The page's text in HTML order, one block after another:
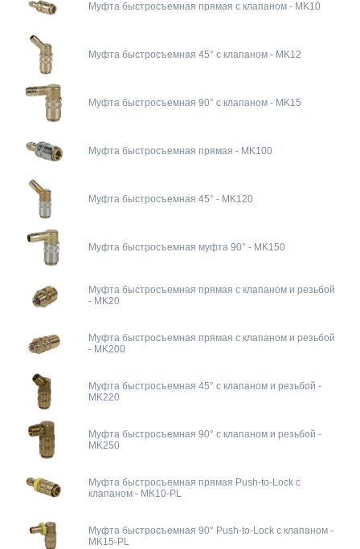
Муфта быстросъемная прямая с клапаном - MK10
Муфта быстросъемная 45° с клапаном - MK12
Муфта быстросъемная 90° с клапаном - MK15
Муфта быстросъемная прямая - MK100
Муфта быстросъемная 45° - MK120
Муфта быстросъемная муфта 90° - MK150
Муфта быстросъемная прямая с клапаном и резьбой
- MK20
Муфта быстросъемная прямая с клапаном и резьбой
- MK200
Муфта быстросъемная 45° с клапаном и резьбой -
MK220
Муфта быстросъемная 90° с клапаном и резьбой -
MK250
Муфта быстросъемная прямая Push-to-Lock с
клапаном - MK10-PL
Муфта быстросъемная 90° Push-to-Lock с клапаном -
MK15-PL